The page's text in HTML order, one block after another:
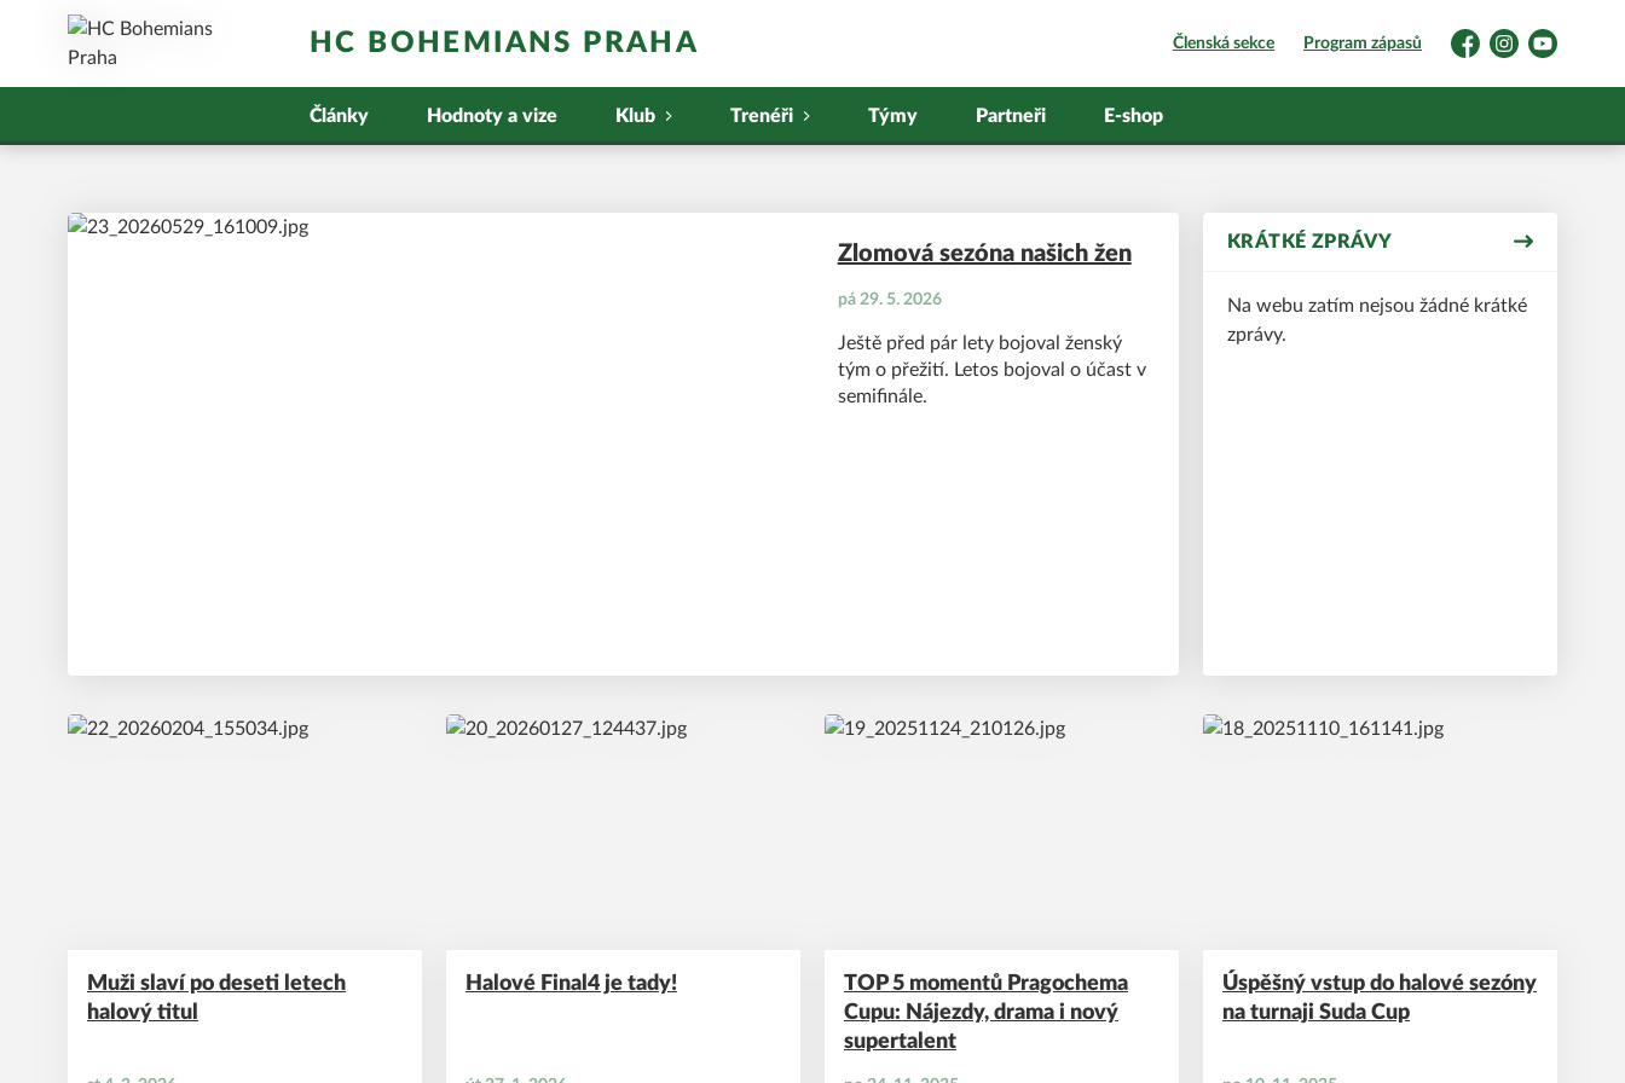
HC BOHEMIANS PRAHA Členská sekce Program zápasů
FacebookInstagramYouTube
Články Hodnoty a vize Klub Trenéři Týmy Partneři E-shop
pá 29. 5. 2026
Zlomová sezóna našich žen
Ještě před pár lety bojoval ženský
tým o přežití. Letos bojoval o účast v
semifinále.
KRÁTKÉ ZPRÁVY
Na webu zatím nejsou žádné krátké
zprávy.
Muži slaví po deseti letech
halový titul
Halové Final4 je tady!
TOP 5 momentů Pragochema
Cupu: Nájezdy, drama i nový
supertalent
Úspěšný vstup do halové sezóny
na turnaji Suda Cup